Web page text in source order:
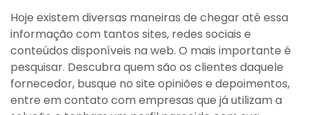
Hoje existem diversas maneiras de chegar até essa
informação com tantos sites, redes sociais e
conteúdos disponíveis na web. O mais importante é
pesquisar. Descubra quem são os clientes daquele
fornecedor, busque no site opiniões e depoimentos,
entre em contato com empresas que já utilizam a